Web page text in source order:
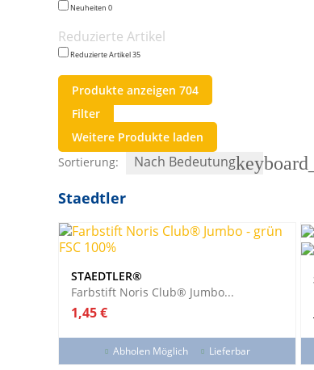
Neuheiten 0
Reduzierte Artikel
Reduzierte Artikel35
Produkte anzeigen 704
Filter
Weitere Produkte laden
Sortierung:
Nach Bedeutung
Staedtler
STAEDTLER®
Farbstift Noris Club® Jumbo...
Preis
1,45 €
Abholen Möglich Lieferbar